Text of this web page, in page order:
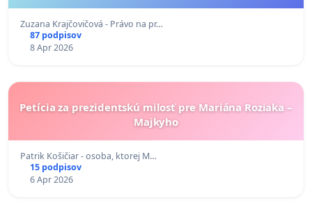
Zuzana Krajčovičová - Právo na pr…
87 podpisov
8 Apr 2026
Petícia za prezidentskú milosť pre Mariána Roziaka –
Majkyho
Patrik Košičiar - osoba, ktorej M…
15 podpisov
6 Apr 2026